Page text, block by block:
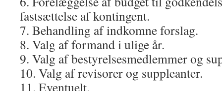
fastsættelse af kontingent.
7. Behandling af indkomne forslag.
8. Valg af formand i ulige år.
9. Valg af bestyrelsesmedlemmer og
10. Valg af revisorer og suppleanter.
11. Eventuelt.